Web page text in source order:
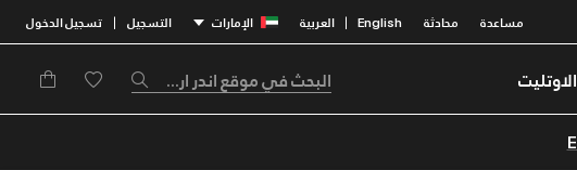
مساعدة محادثة English
| العربية الإمارات التسجيل | تسجيل الدخول
الاوتليت